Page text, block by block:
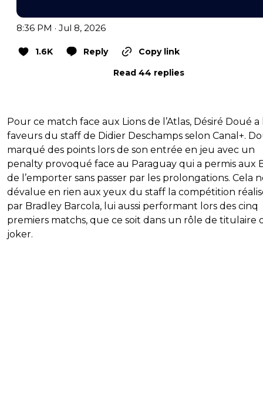
8:36 PM · Jul 8, 2026
1.6K Reply
Copy link
Read 44 replies
Pour ce match face aux Lions de l’Atlas, Désiré Doué a
faveurs du staff de Didier Deschamps selon Canal+.
marqué des points lors de son entrée en jeu avec un
penalty provoqué face au Paraguay qui a permis aux
de l’emporter sans passer par les prolongations. Cela
dévalue en rien aux yeux du staff la compétition
par Bradley Barcola, lui aussi performant lors des cinq
premiers matchs, que ce soit dans un rôle de titulaire
joker.